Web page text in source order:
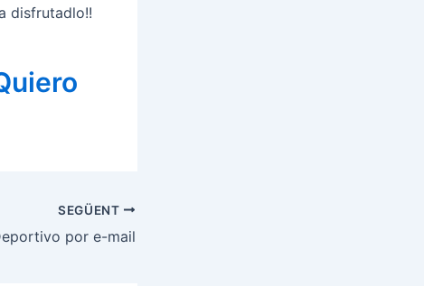
disfrutadlo!!
SEGÜENT
por e-mail